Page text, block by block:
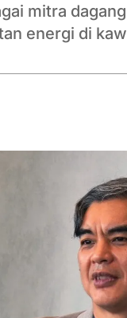
mitra
energi di